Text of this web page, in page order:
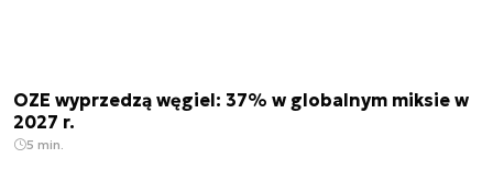
OZE wyprzedzą węgiel: 37% w globalnym miksie w
2027 r.
5 min.